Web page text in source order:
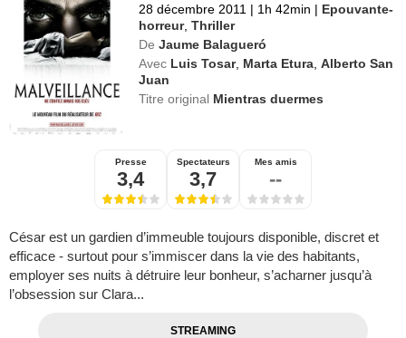
28 décembre 2011 | 1h 42min | Epouvante-
horreur,Thriller
De Jaume Balagueró
Avec Luis Tosar, Marta Etura ,Alberto San
Juan
Titre original Mientras duermes
Presse
3,4
Spectateurs
3,7
Mes amis
--
César est un gardien d’immeuble toujours disponible, discret et
efficace - surtout pour s’immiscer dans la vie des habitants,
employer ses nuits à détruire leur bonheur, s’acharner jusqu’à
l’obsession sur Clara...
STREAMING